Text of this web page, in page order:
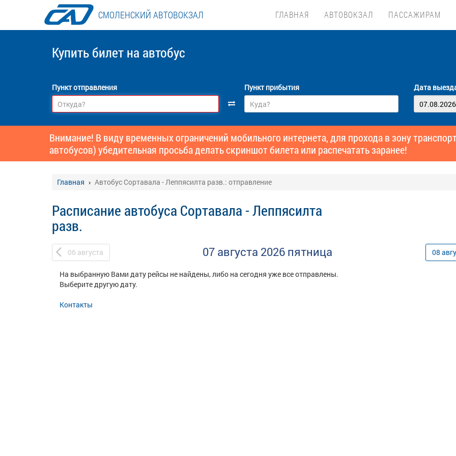
СМОЛЕНСКИЙ АВТОВОКЗАЛ ГЛАВНАЯ АВТОВОКЗАЛ ПАССАЖИРАМ
Купить билет на автобус
Пункт отправления Пункт прибытия Дата
Внимание! В виду временных ограничений мобильного интернета, для прохода в зону
автобусов) убедительная просьба делать скриншот билета или распечатать заранее!
Главная Автобус Сортавала - Леппясилта разв.: отправление
Расписание автобуса Сортавала - Леппясилта
разв.
06 августа 07 августа 2026 пятница 08
На выбранную Вами дату рейсы не найдены, либо на сегодня уже все отправлены.
Выберите другую дату.
Контакты